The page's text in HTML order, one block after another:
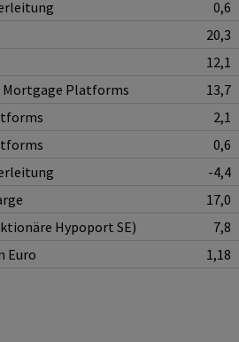
0,6
20,3
12,1
Mortgage Platforms
13,7
2,1
0,6
-4,4
17,0
Hypoport SE)
7,8
Euro
1,18